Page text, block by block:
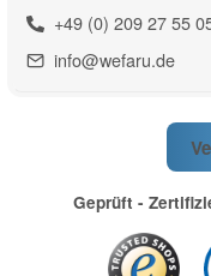
+49 (0) 209 27 55
info@wefaru.de
Geprüft -